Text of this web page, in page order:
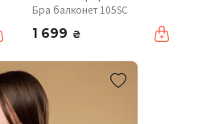
Бра балконет 105SC
1 699 ₴